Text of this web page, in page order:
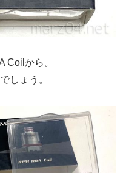
Coilから。
しょう。